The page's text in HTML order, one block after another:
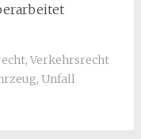
, Verkehrsrecht
, Unfall